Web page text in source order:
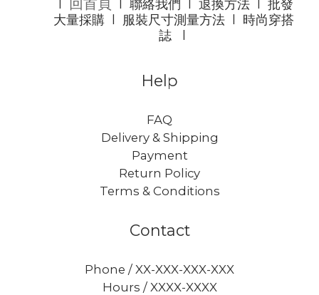
回首頁 聯絡我們 退換方法l 批發
大量採購
服裝尺寸測量方法
時尚穿搭
誌l
Help
FAQ
Delivery & Shipping
Payment
Return Policy
Terms & Conditions
Contact
Phone / XX-XXX-XXX-XXX
Hours / XXXX-XXXX